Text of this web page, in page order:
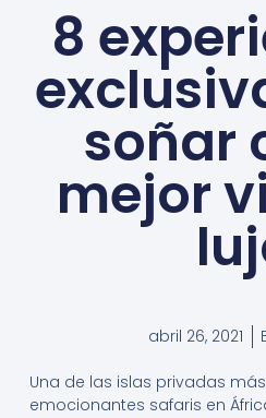
8
soñar
mejor
abril 26, 2021
Una de las islas privadas
emocionantes safaris en